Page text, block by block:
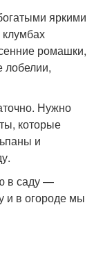
яркими
ромашки,
лобелии,
Нужно
которые
и
в саду —
и в огороде мы